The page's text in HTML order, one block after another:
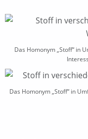
Das Homonym „Stoff“ in
Das Homonym „Stoff“ in